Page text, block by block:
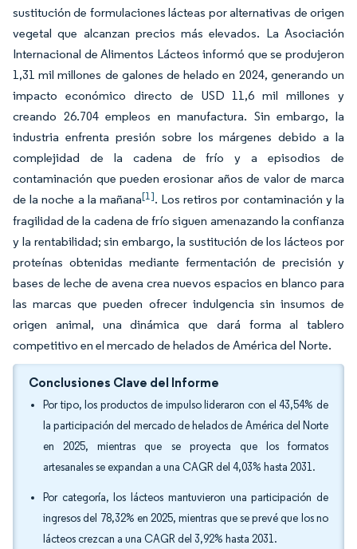
sustitución de formulaciones lácteas por alternativas de origen
vegetal que alcanzan precios más elevados. La Asociación
Internacional de Alimentos Lácteos informó que se produjeron
1,31 mil millones de galones de helado en 2024, generando un
impacto económico directo de USD 11,6 mil millones y
creando 26.704 empleos en manufactura. Sin embargo, la
industria enfrenta presión sobre los márgenes debido a la
complejidad de la cadena de frío y a episodios de
contaminación que pueden erosionar años de valor de marca
de la noche a la mañana[1]. Los retiros por contaminación y la
fragilidad de la cadena de frío siguen amenazando la confianza
y la rentabilidad; sin embargo, la sustitución de los lácteos por
proteínas obtenidas mediante fermentación de precisión y
bases de leche de avena crea nuevos espacios en blanco para
las marcas que pueden ofrecer indulgencia sin insumos de
origen animal, una dinámica que dará forma al tablero
competitivo en el mercado de helados de América del Norte.
Conclusiones Clave del Informe
Por tipo, los productos de impulso lideraron con el 43,54% de
la participación del mercado de helados de América del Norte
en 2025, mientras que se proyecta que los formatos
artesanales se expandan a una CAGR del 4,03% hasta 2031.
Por categoría, los lácteos mantuvieron una participación de
ingresos del 78,32% en 2025, mientras que se prevé que los no
lácteos crezcan a una CAGR del 3,92% hasta 2031.